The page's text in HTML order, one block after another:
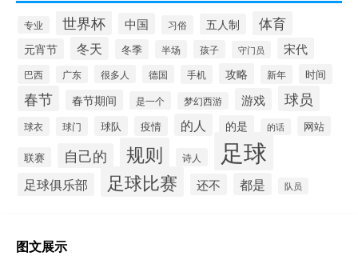
专业 世界杯 中国 习俗 五人制 体育
元宵节 冬天 冬季 半场 孩子 守门员 宋代
巴西 广东 很多人 德国 手机 攻略 新年 时间
春节 春节期间 是一个 梦幻西游 游戏 球员
球衣 球门 球队 疫情 的人 的是 的话 网站
联赛 自己的 规则 诗人 足球
足球俱乐部 足球比赛 还不 都是 队员
图文展示